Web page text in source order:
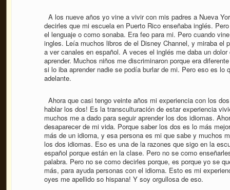
A los nueve años yo vine a vivir con mis padres a Nueva
decirles que mi escuela en Puerto Rico enseñaba inglés.
el lenguaje o como sonaba. Era feo para mi. Pero cuando
ingles. Leía muchos libros de el Disney Channel, y miraba el
a ver canales en español. A veces el inglés me daba un
aprender. Muchos niños me discriminaron porque era
si lo iba aprender nadie se podía burlar de mi. Pero eso es lo
adelante.
Ahora que casi tengo veinte años mi experiencia con los
hablar los dos! Es la transculturación de estar experiencia
muchos me a dado para seguir aprender los dos idiomas.
desaparecer de mi vida. Porque saber los dos es lo más
más de un idioma, y esa persona es mi que sabe y muchos
los dos idiomas. Eso es una de la razones que sigo en la
español porque están en la clase. Pero no se como
palabra. Pero no se como decirles porque, es porque yo se
más, para ayuda personas con el idioma. Esto es mi
oyes me apellido so hispana! Y soy orgullosa de eso.